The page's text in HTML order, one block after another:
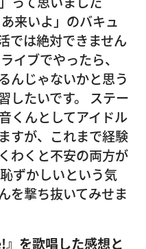
来いよ」のバキュ
では絶対できません
イブでやったら、
んじゃないかと思う
したいです。 ステー
くんとしてアイドル
すが、これまで経験
わくと不安の両方が
ずかしいという気
を撃ち抜いてみせま
を歌唱した感想と